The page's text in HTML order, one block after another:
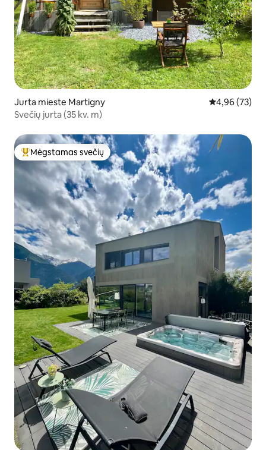
Jurta mieste Martigny Vidutinis
4,96 (73)
Svečių jurta (35 kv. m)
Svečių mėgstamiausias
Mėgstamas svečių